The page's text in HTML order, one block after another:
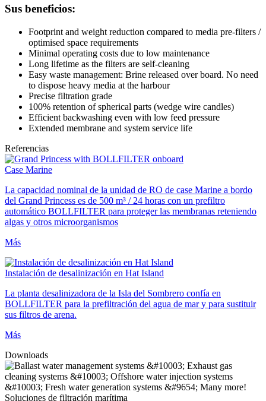
Sus beneficios:
Footprint and weight reduction compared to media pre-filters /
optimised space requirements
Minimal operating costs due to low maintenance
Long lifetime as the filters are self-cleaning
Easy waste management: Brine released over board. No need
to dispose heavy media at the harbour
Precise filtration grade
100% retention of spherical parts (wedge wire candles)
Efficient backwashing even with low feed pressure
Extended membrane and system service life
Referencias
Case Marine
La capacidad nominal de la unidad de RO de case Marine a bordo
del Grand Princess es de 500 m³ / 24 horas con un prefiltro
automático BOLLFILTER para proteger las membranas reteniendo
algas y otros microorganismos
Más
Instalación de desalinización en Hat Island
La planta desalinizadora de la Isla del Sombrero confía en
BOLLFILTER para la prefiltración del agua de mar y para sustituir
sus filtros de arena.
Más
Downloads
Soluciones de filtración marítima